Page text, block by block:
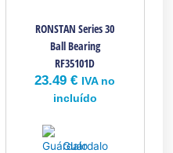
RONSTAN Series 30
Ball Bearing
RF35101D
23.49€ IVA no
incluído
Guárdalo